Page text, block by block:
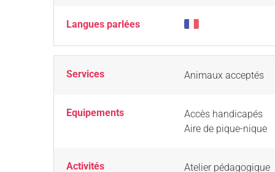
Langues parlées
Services Animaux acceptés
Equipements
Accès handicapés
Aire de pique-nique
Activités Atelier pédagogique